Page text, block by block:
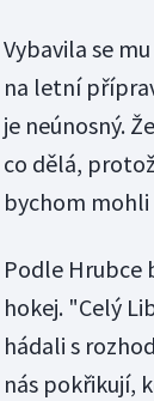
Vybavila se
na letní
je neúnosný.
co dělá,
bychom
Podle Hrubce
hokej. "Celý
hádali s
nás pokřikují,